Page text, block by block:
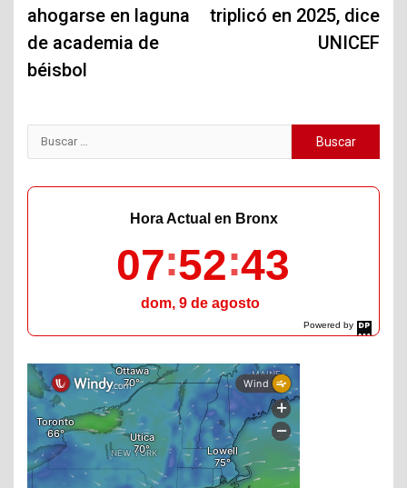
ahogarse en laguna
de academia de
béisbol
triplicó en 2025, dice
UNICEF
Buscar:
Powered by
DaysPedia.com
Hora Actual en Bronx
07 52 44
dom, 9 de agosto